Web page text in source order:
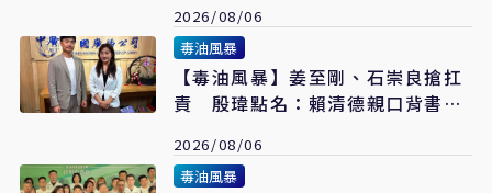
2026/08/06
毒油風暴
【毒油風暴】姜至剛、石崇良搶扛
責 殷瑋點名：賴清德親口背書
2026/08/06
毒油風暴